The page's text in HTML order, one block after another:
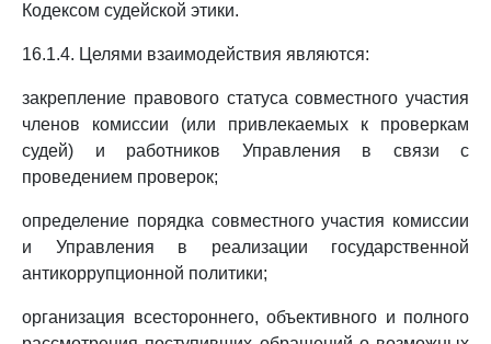
Кодексом судейской этики.
16.1.4. Целями взаимодействия являются:
закрепление правового статуса совместного участия
членов комиссии (или привлекаемых к проверкам
судей) и работников Управления в связи с
проведением проверок;
определение порядка совместного участия комиссии
и Управления в реализации государственной
антикоррупционной политики;
организация всестороннего, объективного и полного